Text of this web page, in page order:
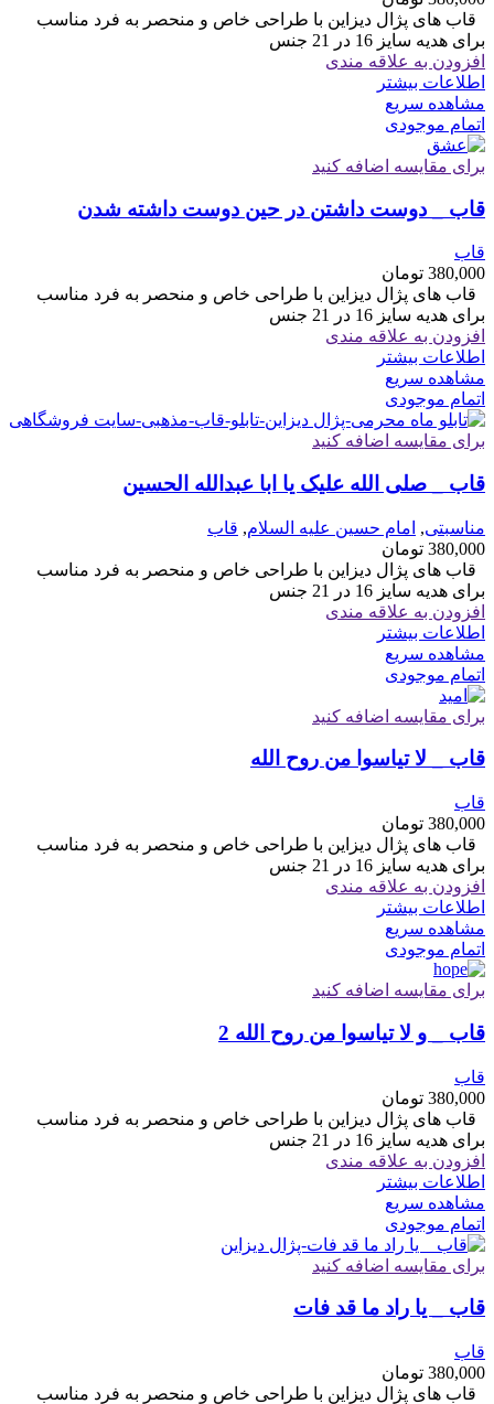
قاب های پژال دیزاین با طراحی خاص و منحصر به فرد مناسب
برای هدیه سایز 16 در 21 جنس
افزودن به علاقه مندی
اطلاعات بیشتر
مشاهده سریع
اتمام موجودی
برای مقایسه اضافه کنید
قاب _ دوست داشتن در حین دوست داشته شدن
قاب
380,000 تومان
قاب های پژال دیزاین با طراحی خاص و منحصر به فرد مناسب
برای هدیه سایز 16 در 21 جنس
افزودن به علاقه مندی
اطلاعات بیشتر
مشاهده سریع
اتمام موجودی
برای مقایسه اضافه کنید
قاب _ صلی الله علیک یا ابا عبدالله الحسین
مناسبتی, امام حسین علیه السلام, قاب
380,000 تومان
قاب های پژال دیزاین با طراحی خاص و منحصر به فرد مناسب
برای هدیه سایز 16 در 21 جنس
افزودن به علاقه مندی
اطلاعات بیشتر
مشاهده سریع
اتمام موجودی
برای مقایسه اضافه کنید
قاب _ لا تیاسوا من روح الله
قاب
380,000 تومان
قاب های پژال دیزاین با طراحی خاص و منحصر به فرد مناسب
برای هدیه سایز 16 در 21 جنس
افزودن به علاقه مندی
اطلاعات بیشتر
مشاهده سریع
اتمام موجودی
برای مقایسه اضافه کنید
قاب _ و لا تیاسوا من روح الله 2
قاب
380,000 تومان
قاب های پژال دیزاین با طراحی خاص و منحصر به فرد مناسب
برای هدیه سایز 16 در 21 جنس
افزودن به علاقه مندی
اطلاعات بیشتر
مشاهده سریع
اتمام موجودی
برای مقایسه اضافه کنید
قاب _ یا راد ما قد فات
قاب
380,000 تومان
قاب های پژال دیزاین با طراحی خاص و منحصر به فرد مناسب